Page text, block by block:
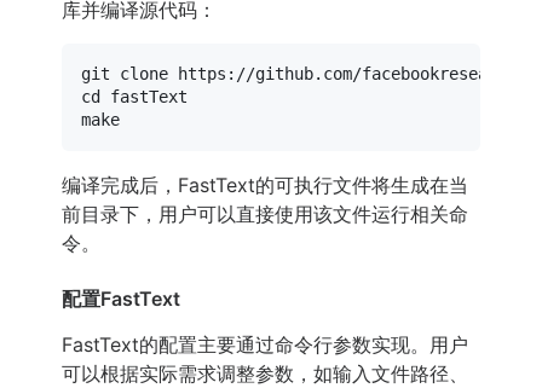
库并编译源代码：
git clone
cd
fastText
编译完成后，FastText的可执行文件将生成在当
前目录下，用户可以直接使用该文件运行相关命
令。
配置FastText
FastText的配置主要通过命令行参数实现。用户
可以根据实际需求调整参数，如输入文件路径、